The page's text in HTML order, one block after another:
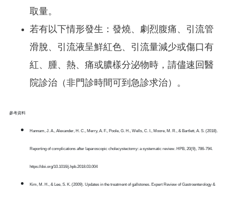
取量。
若有以下情形發生：發燒、劇烈腹痛、引流管
滑脫、引流液呈鮮紅色、引流量減少或傷口有
紅、腫、熱、痛或膿樣分泌物時，請儘速回醫
院診治（非門診時間可到急診求治）。
參考資料
Hannam, J. A., Alexander, H. C., Merry, A. F., Poole, G. H., Wells, C. I., Moore, M. R., & Bartlett, A. S. (2018).
Reporting of complications after laparoscopic cholecystectomy: a systematic review. HPB, 20(9), 786-794.
https://doi.org/10.1016/j.hpb.2018.03.004
Kim, M. H., & Lee, S. K. (2009). Updates in the treatment of gallstones. Expert Review of Gastroenterology &